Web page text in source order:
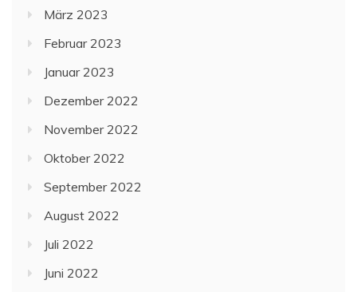
März 2023
Februar 2023
Januar 2023
Dezember 2022
November 2022
Oktober 2022
September 2022
August 2022
Juli 2022
Juni 2022